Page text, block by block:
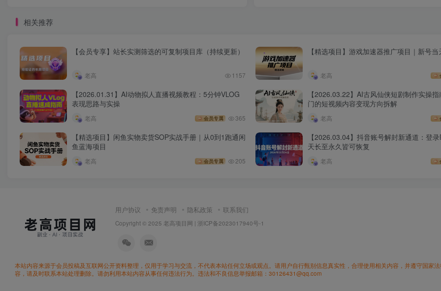
相关推荐
【会员专享】站长实测筛选的可复制项目库（持续更新）
老高 1157
【精选项目】游戏加速器推广项目｜新号
老高
【2026.01.31】AI动物拟人直播视频教程：5分钟VLOG
表现思路与实操
老高 会员专属 365
【2026.03.22】AI古风仙侠短剧制作实操
门的短视频内容变现方向拆解
老高
【精选项目】闲鱼实物卖货SOP实战手册｜从0到1跑通闲
鱼蓝海项目
老高 会员专属 205
【2026.03.04】抖音账号解封新通道：登
天长至永久皆可恢复
老高
用户协议 免责声明 隐私政策 联系我们
Copyright © 2025 老高项目网 |浙ICP备2023017940号-1
本站内容来源于会员投稿及互联网公开资料整理，仅用于学习与交流，不代表本站任何立场或观点。请用户自行甄别信息真实性，合理使用相关内容，并遵守国家
容，请及时联系本站处理删除。请勿利用本站内容从事任何违法行为。违法和不良信息举报邮箱：30126431@qq.com